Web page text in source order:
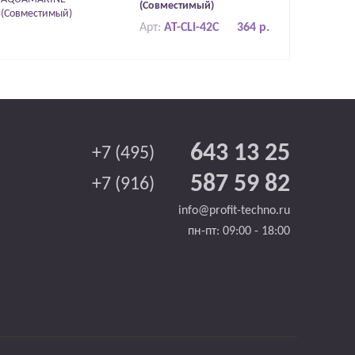
(Совместимый)
364 р.
Арт:AT-CLI-42C
+7 (495) 643 13 25
+7 (916) 587 59 82
info@profit-techno.ru
пн-пт: 09:00 - 18:00